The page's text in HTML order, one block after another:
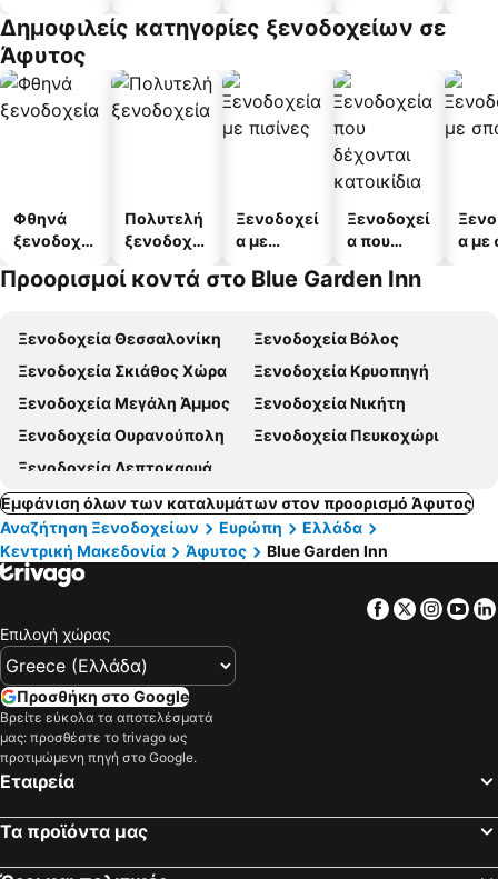
α
Δημοφιλείς κατηγορίες ξενοδοχείων σε
Άφυτος
Φθηνά
ξενοδοχεί
Πολυτελή
ξενοδοχεί
Ξενοδοχεί
α με
Ξενοδοχεί
α που
κατοικίδι
α με
Προορισμοί κοντά στο Blue Garden Inn
Ξενοδοχεία Θεσσαλονίκη
Ξενοδοχεία Βόλος
Ξενοδοχεία Σκιάθος Χώρα
Ξενοδοχεία Κρυοπηγή
Ξενοδοχεία Μεγάλη Άμμος
Ξενοδοχεία Νικήτη
Ξενοδοχεία Ουρανούπολη
Ξενοδοχεία Πευκοχώρι
Ξενοδοχεία Λεπτοκαρυά
Εμφάνιση όλων των καταλυμάτων στον προορισμό Άφυτος
Αναζήτηση Ξενοδοχείων
Ευρώπη
Ελλάδα
Κεντρική Μακεδονία
Άφυτος Blue Garden Inn
Facebook
Twitter
Επιλογή χώρας
Προσθήκη στο Google
Βρείτε εύκολα τα αποτελέσματά
μας: προσθέστε το trivago ως
προτιμώμενη πηγή στο Google.
Εταιρεία
Τα προϊόντα μας